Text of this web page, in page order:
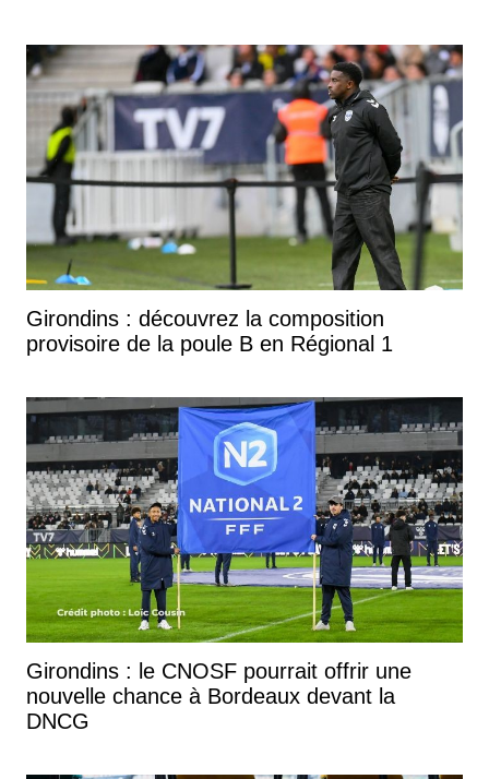
Girondins : découvrez la composition
provisoire de la poule B en Régional 1
Girondins : le CNOSF pourrait offrir une
nouvelle chance à Bordeaux devant la
DNCG